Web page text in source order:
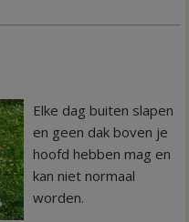
Elke dag buiten slapen
en geen dak boven je
hoofd hebben mag en
kan niet normaal
worden.